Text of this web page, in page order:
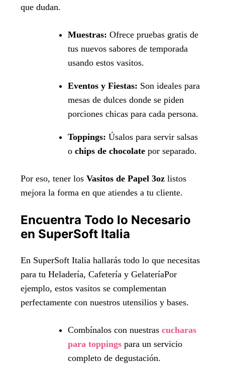
que dudan.
Muestras: Ofrece pruebas gratis de
tus nuevos sabores de temporada
usando estos vasitos.
Eventos y Fiestas: Son ideales para
mesas de dulces donde se piden
porciones chicas para cada persona.
Toppings: Úsalos para servir salsas
o chips de chocolate por separado.
Por eso, tener los Vasitos de Papel 3oz listos
mejora la forma en que atiendes a tu cliente.
Encuentra Todo lo Necesario
en SuperSoft Italia
En SuperSoft Italia hallarás todo lo que necesitas
para tu Heladería, Cafetería y GelateríaPor
ejemplo, estos vasitos se complementan
perfectamente con nuestros utensilios y bases.
Combínalos con nuestras cucharas
para toppings para un servicio
completo de degustación.